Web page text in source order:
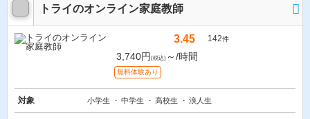
トライのオンライン家庭教師
3.45 142件
3,740円 (税込) ～/時間
無料体験あり
対象 小学生 中学生 高校生 浪人生